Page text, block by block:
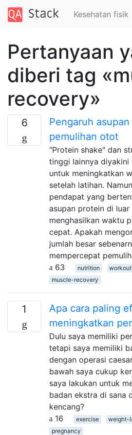
Kesehatan fisik
Pertanyaan
diberi tag
recovery»
6
Pengaruh
pemulihan otot
"Protein shake" dan
tinggi lainnya diyakini
untuk meningkatkan
setelah latihan.
pendapat yang
asupan protein di
menghasilkan waktu
cepat. Apakah
jumlah besar
mempercepat
63
nutrition workout
muscle-recovery
1
Apa cara paling
meningkatkan
Dulu saya memiliki
tetapi saya memiliki
dengan operasi
bawah saya cukup
saya lakukan untuk
badan ekstra di sana
kencang?
16
exercise weight-
pregnancy